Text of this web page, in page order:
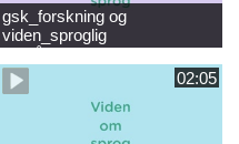
gsk_forskning og
viden_sproglig
første læsning 6-8 år.mp402:05